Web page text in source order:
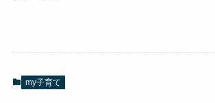
my子育て